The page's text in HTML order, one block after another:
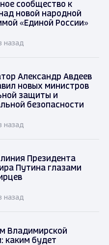
сообщество к
новой народной
«Единой России»
назад
Александр Авдеев
новых министров
защиты и
безопасности
назад
Президента
Путина глазами
назад
Владимирской
каким будет